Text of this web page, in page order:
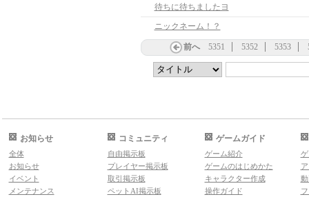
待ちに待ちましたヨ
ニックネーム！？
前へ 5351 5352 5353
お知らせ
全体
お知らせ
イベント
メンテナンス
コミュニティ
自由掲示板
プレイヤー掲示板
取引掲示板
ペットAI掲示板
ゲームガイド
ゲーム紹介
ゲームのはじめかた
キャラクター作成
操作ガイド